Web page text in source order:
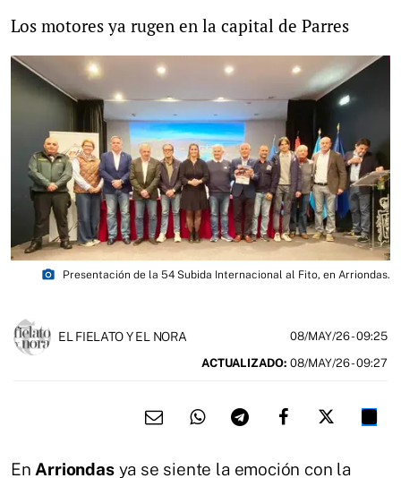
Los motores ya rugen en la capital de Parres
photo_camera Presentación de la 54 Subida Internacional al Fito, en Arriondas.
EL FIELATO Y EL NORA 08/MAY/26- 09:25
ACTUALIZADO: 08/MAY/26 - 09:27
En Arriondasya se siente la emoción con la